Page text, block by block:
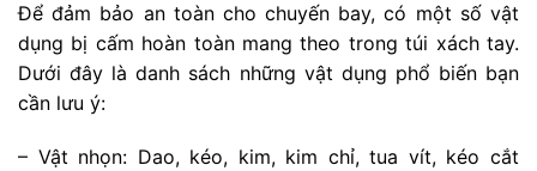
Để đảm bảo an toàn cho chuyến bay, có một số vật
dụng bị cấm hoàn toàn mang theo trong túi xách tay.
Dưới đây là danh sách những vật dụng phổ biến bạn
cần lưu ý:
– Vật nhọn: Dao, kéo, kim, kim chỉ, tua vít, kéo cắt